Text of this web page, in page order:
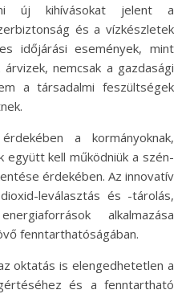
új kihívásokat jelent a
és a vízkészletek
időjárási események, mint
nemcsak a gazdasági
a társadalmi feszültségek
a kormányoknak,
együtt kell működniük a szén-
érdekében. Az innovatív
leválasztás és -tárolás,
alkalmazása
fenntarthatóságában.
oktatás is elengedhetetlen a
és a fenntartható